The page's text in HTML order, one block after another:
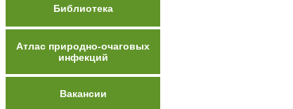
Библиотека
Атлас природно-очаговых
инфекций
Вакансии